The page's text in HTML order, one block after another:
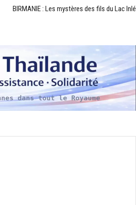
BIRMANIE : Les mystères des fils du Lac Inlé